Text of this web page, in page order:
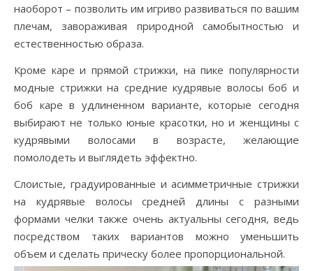
наоборот – позволить им игриво развиваться по вашим
плечам, завораживая природной самобытностью и
естественностью образа.
Кроме каре и прямой стрижки, на пике популярности
модные стрижки на средние кудрявые волосы боб и
боб каре в удлиненном варианте, которые сегодня
выбирают не только юные красотки, но и женщины с
кудрявыми волосами в возрасте, желающие
помолодеть и выглядеть эффектно.
Слоистые, градуированные и асимметричные стрижки
на кудрявые волосы средней длины с разными
формами челки также очень актуальны сегодня, ведь
посредством таких вариантов можно уменьшить
объем и сделать прическу более пропорциональной.